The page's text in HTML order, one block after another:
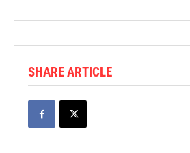
SHARE ARTICLE